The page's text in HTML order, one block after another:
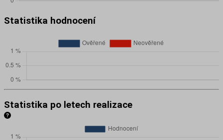
Statistika hodnocení
Statistika po letech realizace